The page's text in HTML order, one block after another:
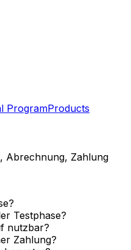
ProgramProducts
Abrechnung, Zahlung
Testphase?
nutzbar?
Zahlung?